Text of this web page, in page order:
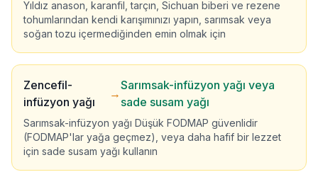
Yıldız anason, karanfil, tarçın, Sichuan biberi ve rezene
tohumlarından kendi karışımınızı yapın, sarımsak veya
soğan tozu içermediğinden emin olmak için
Zencefil-
infüzyon yağı
→
Sarımsak-infüzyon yağı veya
sade susam yağı
Sarımsak-infüzyon yağı Düşük FODMAP güvenlidir
(FODMAP'lar yağa geçmez), veya daha hafif bir lezzet
için sade susam yağı kullanın